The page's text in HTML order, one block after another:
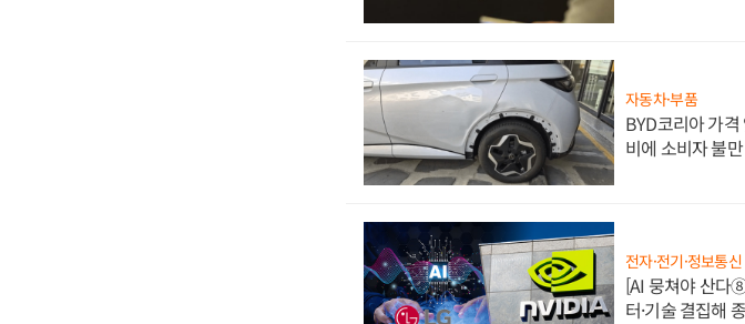
자동차·부품
BYD코리아 가
비에 소비자 불
전자·전기·정보통신
[AI 뭉쳐야 산다
터·기술 결집해